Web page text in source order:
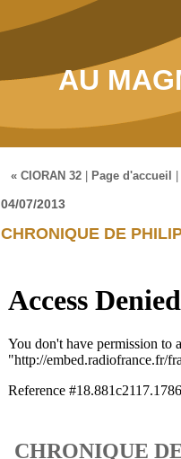
AU
« CIORAN 32| Page d'accueil
04/07/2013
CHRONIQUE DE
CHRONIQUE